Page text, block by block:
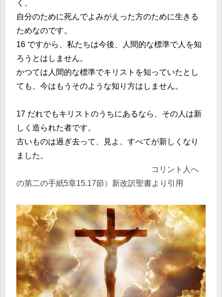
く、
自分のために死んでよみがえった方のために生きる
ためなのです。
16 ですから、私たちは今後、人間的な標準で人を知
ろうとはしません。
かつては人間的な標準でキリストを知っていたとし
ても、今はもうそのような知り方はしません。
17 だれでもキリストのうちにあるなら、その人は新
しく造られた者です。
古いものは過ぎ去って、見よ、すべてが新しくなり
ました。
コリント人へ
の第二の手紙5章15.17節）新改訳聖書より引用